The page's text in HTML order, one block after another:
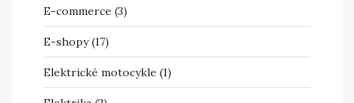
E-commerce (3)
E-shopy(17)
Elektrické motocykle (1)